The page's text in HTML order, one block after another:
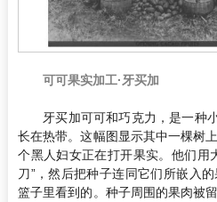
可可果实加工·牙买加
牙买加可可和巧克力，是一种
长在热带。这幅图显示其中一棵树
个黑人妇女正在打开果实。他们用
刀”，然后把种子连同它们所嵌入
篮子里看到的。种子周围的果肉被